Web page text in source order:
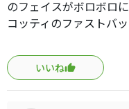
のフェイスがボロボロ
コッティのファストバ
を外す事が増え、半年
に決めました。
悪くても33パット、ベ
あり満足しています。
その時はアプローチも
いいね